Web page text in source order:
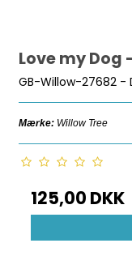
Love my Dog
GB-Willow-27682 -
Mærke: Willow Tree
125,00 DKK